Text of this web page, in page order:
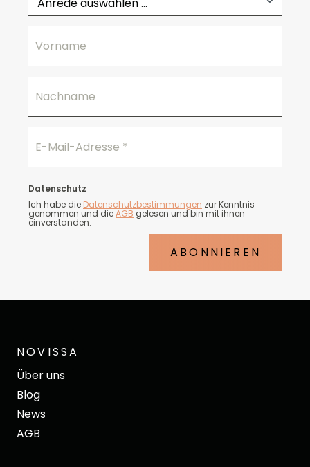
Vorname
Nachname
E-Mail-Adresse *
Datenschutz
Ich habe die Datenschutzbestimmungen zur Kenntnis
genommen und dieAGB gelesen und bin mit ihnen
einverstanden.
ABONNIEREN
NOVISSA
Über uns
Blog
News
AGB